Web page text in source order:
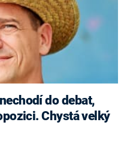
do debat,
Chystá velký